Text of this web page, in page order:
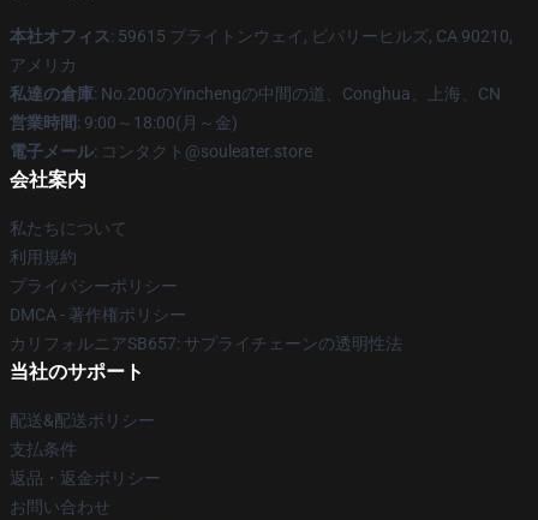
本社オフィス: 59615 ブライトンウェイ, ビバリーヒルズ, CA 90210,
アメリカ
私達の倉庫: No.200のYinchengの中間の道、Conghua、上海、CN
営業時間: 9:00～18:00(月～金)
電子メール: コンタクト@souleater.store
会社案内
私たちについて
利用規約
プライバシーポリシー
DMCA - 著作権ポリシー
カリフォルニアSB657: サプライチェーンの透明性法
当社のサポート
配送&配送ポリシー
支払条件
返品・返金ポリシー
お問い合わせ